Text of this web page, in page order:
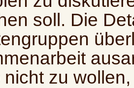
soll. Die
nicht zu